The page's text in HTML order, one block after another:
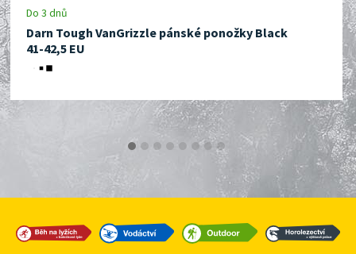
Do 3 dnů
Darn Tough VanGrizzle pánské ponožky Black
41-42,5 EU